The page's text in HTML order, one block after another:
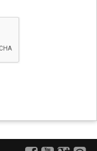
le dossier de
données seront
à votre